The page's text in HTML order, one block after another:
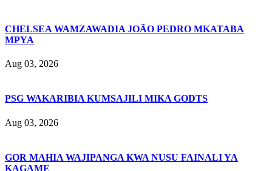
CHELSEA WAMZAWADIA JOÃO PEDRO MKATABA
MPYA
Aug 03, 2026
PSG WAKARIBIA KUMSAJILI MIKA GODTS
Aug 03, 2026
GOR MAHIA WAJIPANGA KWA NUSU FAINALI YA
KAGAME